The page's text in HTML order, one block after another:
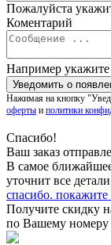
Пожалуйста
Коментарий
Например
Нажимая на кнопку
оферты и политики
Спасибо!
Ваш заказ
В самое
уточнит все
спасибо.
Получите скидку
по Вашему номеру